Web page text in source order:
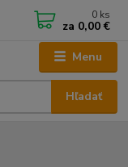
Menu
Hľadať
0 ks
za 0,00 €